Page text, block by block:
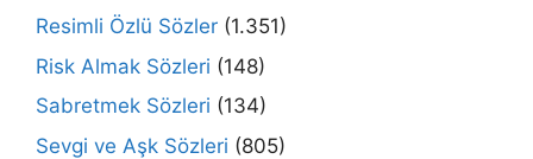
Resimli Özlü Sözler (1.351)
Risk Almak Sözleri (148)
Sabretmek Sözleri (134)
Sevgi ve Aşk Sözleri (805)